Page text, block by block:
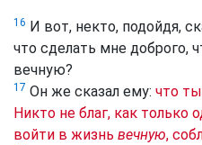
16 И вот, некто, подойдя,
что сделать мне доброго,
вечную?
17 Он же сказал ему: что
Никто не благ, как только
войти в жизнь вечную,